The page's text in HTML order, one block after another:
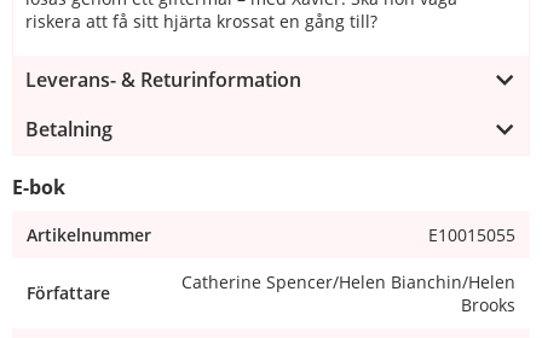
riskera att få sitt hjärta krossat en gång till?
Leverans- & Returinformation
Betalning
E-bok
Artikelnummer E10015055
Författare
Catherine Spencer/Helen Bianchin/Helen
Brooks